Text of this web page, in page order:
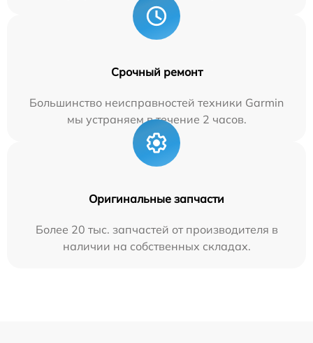
Срочный ремонт
Большинство неисправностей техники Garmin
мы устраняем в течение 2 часов.
Оригинальные запчасти
Более 20 тыс. запчастей от производителя в
наличии на собственных складах.